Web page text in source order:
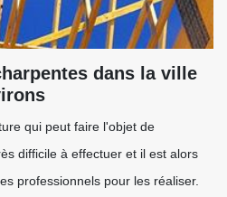
dans la ville
qui peut faire l'objet de
difficile à effectuer et il est alors
professionnels pour les réaliser.